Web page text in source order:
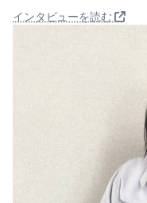
インタビューを読む